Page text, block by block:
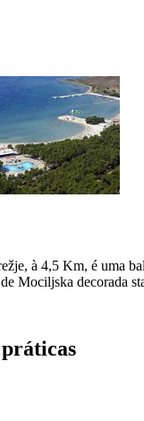
à 4,5 Km, é uma
Mociljska decorada